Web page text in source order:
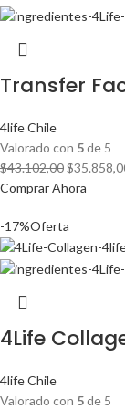
Transfer
4life Chile
Valorado con 5de 5
$43.102,00El
precio
era:
$
Comprar Ahora
-17%Oferta
4Life
4life Chile
Valorado con 5de 5